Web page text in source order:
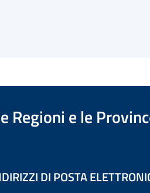
e le
DI POSTA